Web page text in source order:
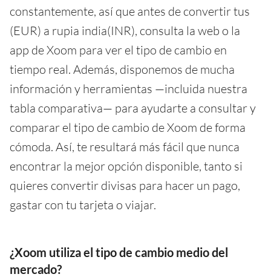
constantemente, así que antes de convertir tus
(EUR) a rupia india(INR), consulta la web o la
app de Xoom para ver el tipo de cambio en
tiempo real. Además, disponemos de mucha
información y herramientas —incluida nuestra
tabla comparativa— para ayudarte a consultar y
comparar el tipo de cambio de Xoom de forma
cómoda. Así, te resultará más fácil que nunca
encontrar la mejor opción disponible, tanto si
quieres convertir divisas para hacer un pago,
gastar con tu tarjeta o viajar.
¿Xoom utiliza el tipo de cambio medio del
mercado?